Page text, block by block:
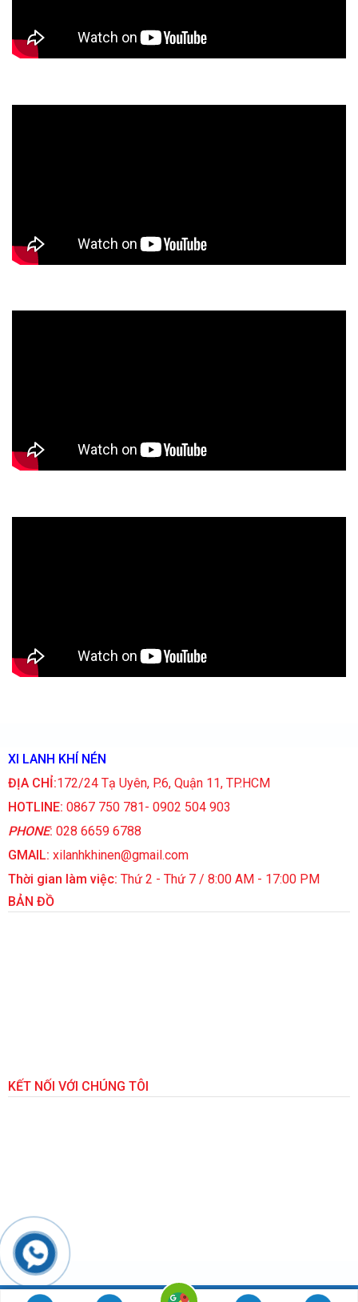
XI LANH KHÍ NÉN
ĐỊA CHỈ:172/24 Tạ Uyên, P.6, Quận 11, TP.HCM
HOTLINE: 0867 750 781- 0902 504 903
PHONE: 028 6659 6788
GMAIL: xilanhkhinen@gmail.com
Thời gian làm việc: Thứ 2 - Thứ 7 / 8:00 AM - 17:00 PM
BẢN ĐỒ
KẾT NỐI VỚI CHÚNG TÔI